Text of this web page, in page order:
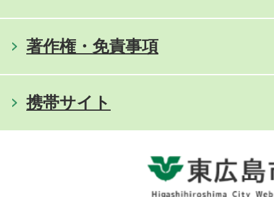
著作権・免責事項
携帯サイト